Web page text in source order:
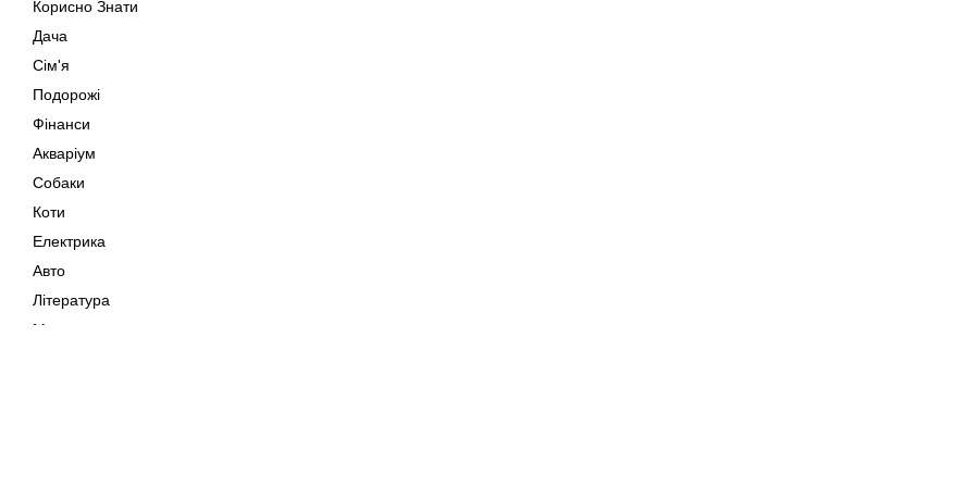
Корисно Знати
Дача
Сім'я
Подорожі
Фінанси
Акваріум
Собаки
Коти
Електрика
Авто
Література
Музика